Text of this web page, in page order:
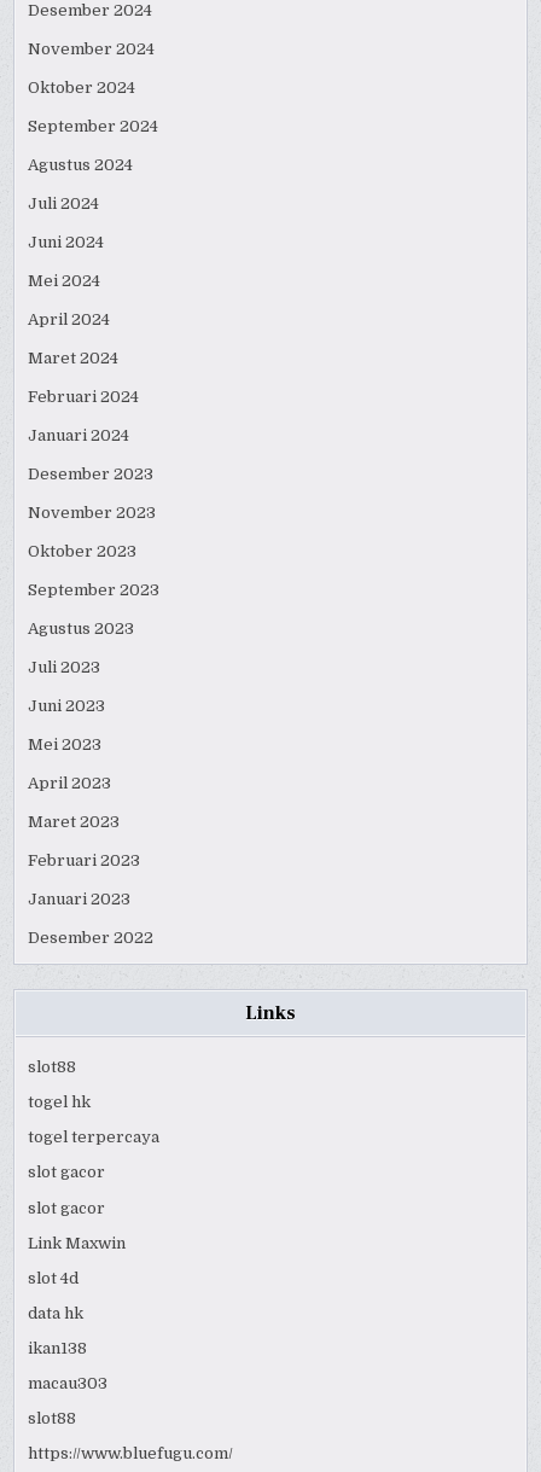
Desember 2024
November 2024
Oktober 2024
September 2024
Agustus 2024
Juli 2024
Juni 2024
Mei 2024
April 2024
Maret 2024
Februari 2024
Januari 2024
Desember 2023
November 2023
Oktober 2023
September 2023
Agustus 2023
Juli 2023
Juni 2023
Mei 2023
April 2023
Maret 2023
Februari 2023
Januari 2023
Desember 2022
Links
slot88
togel hk
togel terpercaya
slot gacor
slot gacor
Link Maxwin
slot 4d
data hk
ikan138
macau303
slot88
https://www.bluefugu.com/